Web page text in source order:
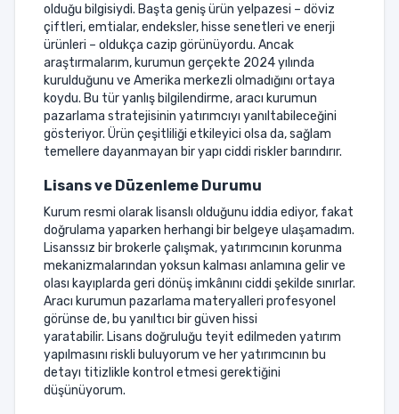
olduğu bilgisiydi. Başta geniş ürün yelpazesi – döviz
çiftleri, emtialar, endeksler, hisse senetleri ve enerji
ürünleri – oldukça cazip görünüyordu. Ancak
araştırmalarım, kurumun gerçekte 2024 yılında
kurulduğunu ve Amerika merkezli olmadığını ortaya
koydu. Bu tür yanlış bilgilendirme, aracı kurumun
pazarlama stratejisinin yatırımcıyı yanıltabileceğini
gösteriyor. Ürün çeşitliliği etkileyici olsa da, sağlam
temellere dayanmayan bir yapı ciddi riskler barındırır.
Lisans ve Düzenleme Durumu
Kurum resmi olarak lisanslı olduğunu iddia ediyor, fakat
doğrulama yaparken herhangi bir belgeye ulaşamadım.
Lisanssız bir brokerle çalışmak, yatırımcının korunma
mekanizmalarından yoksun kalması anlamına gelir ve
olası kayıplarda geri dönüş imkânını ciddi şekilde sınırlar.
Aracı kurumun pazarlama materyalleri profesyonel
görünse de, bu yanıltıcı bir güven hissi
yaratabilir. Lisans doğruluğu teyit edilmeden yatırım
yapılmasını riskli buluyorum ve her yatırımcının bu
detayı titizlikle kontrol etmesi gerektiğini
düşünüyorum.